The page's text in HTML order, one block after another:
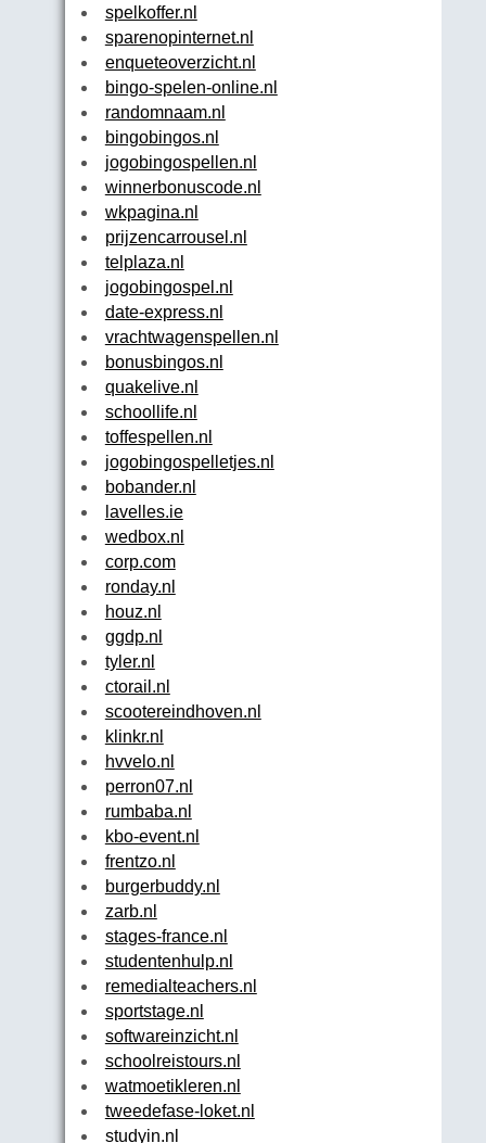
spelkoffer.nl
sparenopinternet.nl
enqueteoverzicht.nl
bingo-spelen-online.nl
randomnaam.nl
bingobingos.nl
jogobingospellen.nl
winnerbonuscode.nl
wkpagina.nl
prijzencarrousel.nl
telplaza.nl
jogobingospel.nl
date-express.nl
vrachtwagenspellen.nl
bonusbingos.nl
quakelive.nl
schoollife.nl
toffespellen.nl
jogobingospelletjes.nl
bobander.nl
lavelles.ie
wedbox.nl
corp.com
ronday.nl
houz.nl
ggdp.nl
tyler.nl
ctorail.nl
scootereindhoven.nl
klinkr.nl
hvvelo.nl
perron07.nl
rumbaba.nl
kbo-event.nl
frentzo.nl
burgerbuddy.nl
zarb.nl
stages-france.nl
studentenhulp.nl
remedialteachers.nl
sportstage.nl
softwareinzicht.nl
schoolreistours.nl
watmoetikleren.nl
tweedefase-loket.nl
studyin.nl